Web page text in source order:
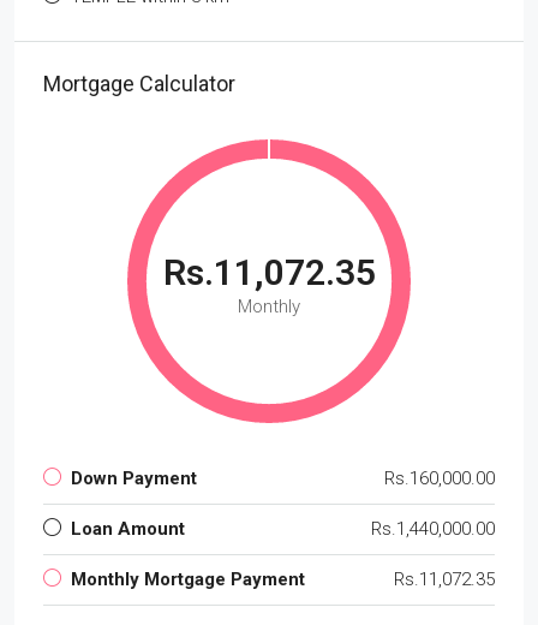
Mortgage Calculator
Rs.11,072.35
Monthly
Down Payment Rs.160,000.00
Loan Amount Rs.1,440,000.00
Monthly Mortgage Payment Rs.11,072.35